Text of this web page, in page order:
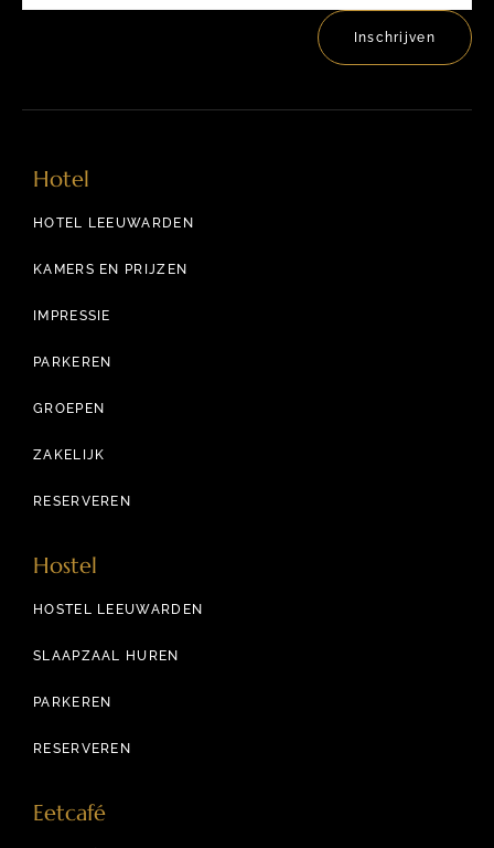
Inschrijven
Hotel
HOTEL LEEUWARDEN
KAMERS EN PRIJZEN
IMPRESSIE
PARKEREN
GROEPEN
ZAKELIJK
RESERVEREN
Hostel
HOSTEL LEEUWARDEN
SLAAPZAAL HUREN
PARKEREN
RESERVEREN
Eetcafé